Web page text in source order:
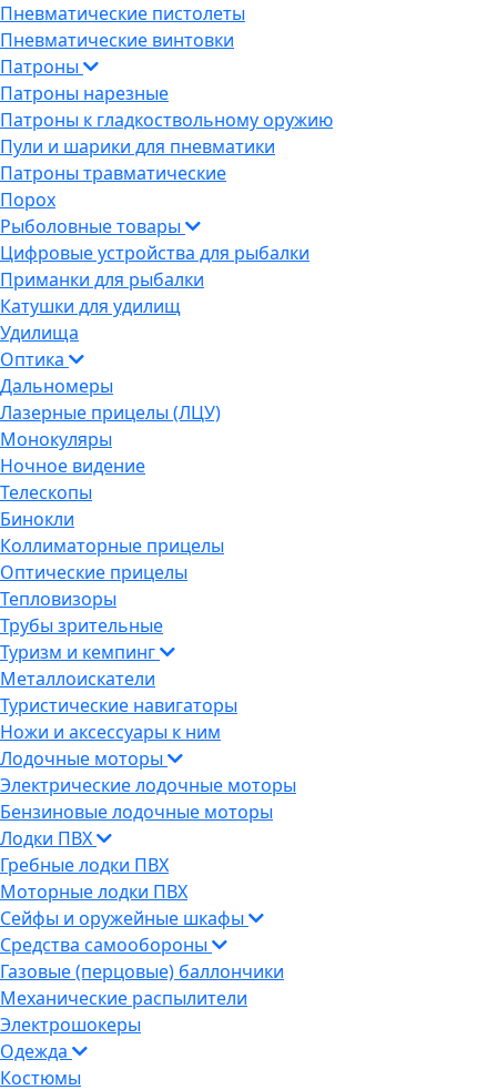
Пневматические пистолеты
Пневматические винтовки
Патроны
Патроны нарезные
Патроны к гладкоствольному оружию
Пули и шарики для пневматики
Патроны травматические
Порох
Рыболовные товары
Цифровые устройства для рыбалки
Приманки для рыбалки
Катушки для удилищ
Удилища
Оптика
Дальномеры
Лазерные прицелы (ЛЦУ)
Монокуляры
Ночное видение
Телескопы
Бинокли
Коллиматорные прицелы
Оптические прицелы
Тепловизоры
Трубы зрительные
Туризм и кемпинг
Металлоискатели
Туристические навигаторы
Ножи и аксессуары к ним
Лодочные моторы
Электрические лодочные моторы
Бензиновые лодочные моторы
Лодки ПВХ
Гребные лодки ПВХ
Моторные лодки ПВХ
Сейфы и оружейные шкафы
Средства самообороны
Газовые (перцовые) баллончики
Механические распылители
Электрошокеры
Одежда
Костюмы